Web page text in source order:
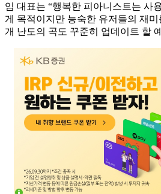
임 대표는 “행복한 피아니스트는 사
게 목적이지만 능숙한 유저들의 재
개 난도의 곡도 꾸준히 업데이트 할